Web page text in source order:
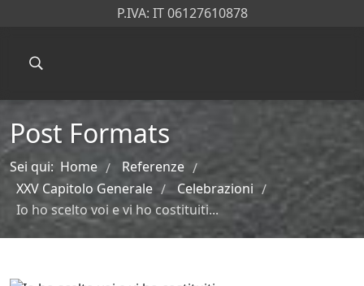
P.IVA: IT 06127610878
Post Formats
Sei qui: Home / Referenze /
XXV Capitolo Generale / Celebrazioni /
Io ho scelto voi e vi ho costituiti...